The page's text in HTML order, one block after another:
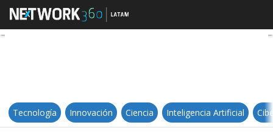
Intel presenta su 13a
Tecnología Innovación Ciencia Inteligencia Artificial